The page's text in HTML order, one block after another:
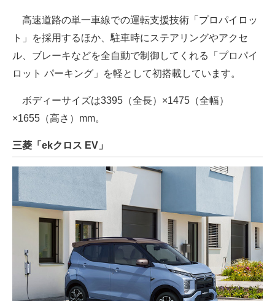
高速道路の単一車線での運転支援技術「プロパイロッ
ト」を採用するほか、駐車時にステアリングやアクセ
ル、ブレーキなどを全自動で制御してくれる「プロパイ
ロット パーキング」を軽として初搭載しています。
ボディーサイズは3395（全長）×1475（全幅）
×1655（高さ）mm。
三菱「ekクロス EV」